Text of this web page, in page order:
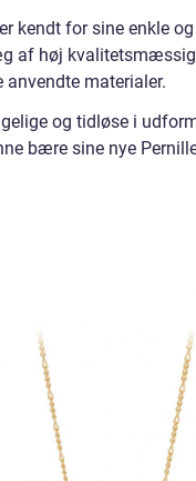
kendt for sine enkle
af høj
materialer.
og tidløse i
bære sine nye